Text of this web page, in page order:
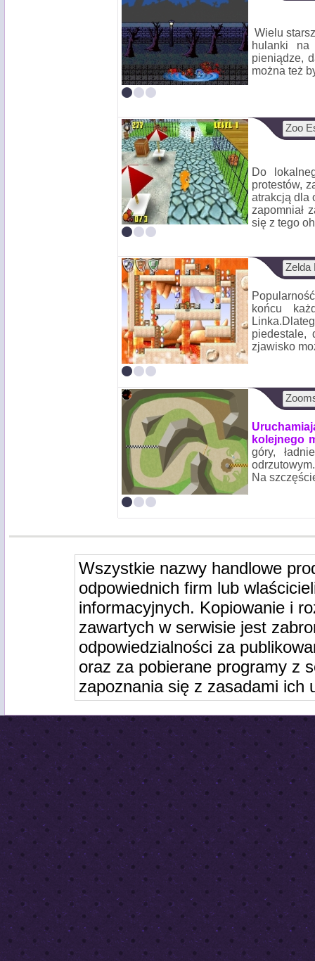
Wielu
hulanki na
pieniądze,
można też
Zoo
Do
protestów,
atrakcją dla
zapomniał
się z tego
Zelda
końcu
piedestale,
zjawisko
kolejnego
góry,
Na
Wszystkie nazwy handlowe
odpowiednich firm lub
informacyjnych. Kopiowanie i
zawartych w serwisie jest
odpowiedzialności za
oraz za pobierane programy z
zapoznania się z zasadami ich